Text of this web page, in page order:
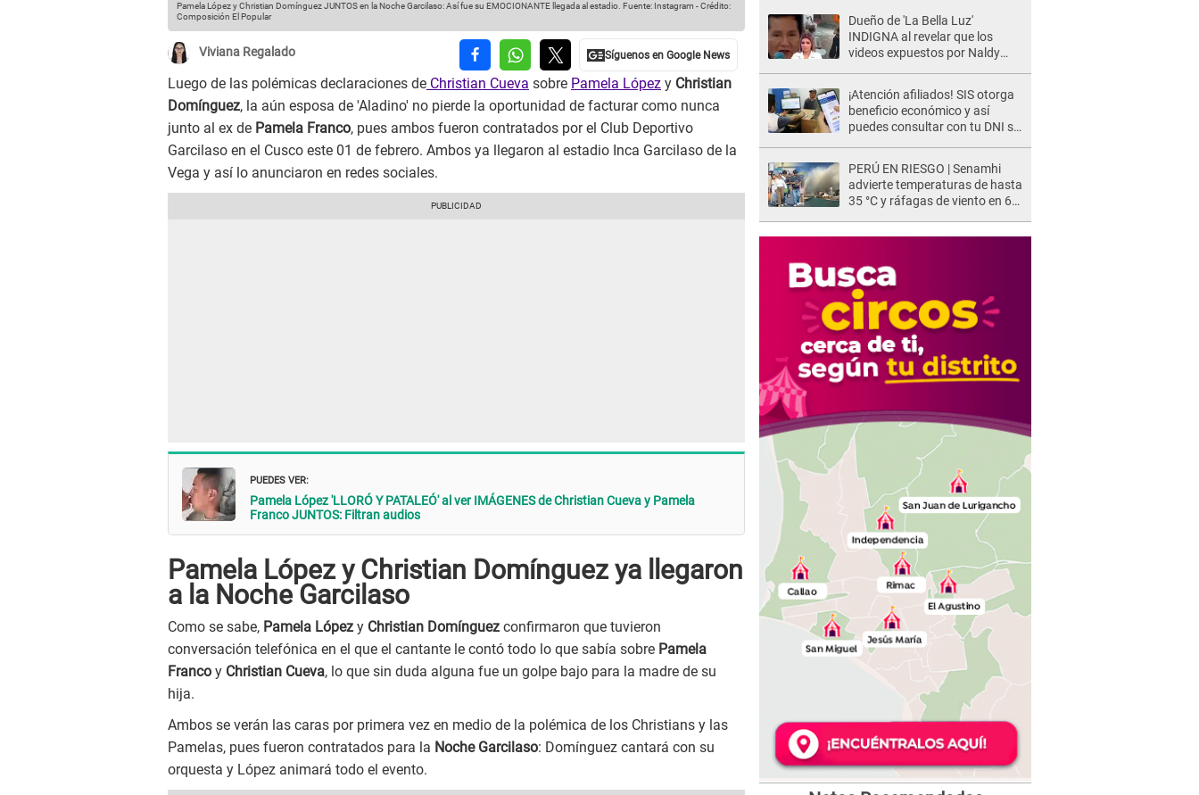
Pamela López y Christian Domínguez JUNTOS en la Noche Garcilaso: Así fue su EMOCIONANTE llegada al estadio. Fuente: Instagram -Crédito:
Composición El Popular
Viviana Regalado
Luego de las polémicas declaraciones de Christian Cueva sobre Pamela López y Christian
Domínguez, la aún esposa de 'Aladino' no pierde la oportunidad de facturar como nunca
junto al ex de Pamela Franco, pues ambos fueron contratados por el Club Deportivo
Garcilaso en el Cusco este 01 de febrero. Ambos ya llegaron al estadio Inca Garcilaso de la
Vega y así lo anunciaron en redes sociales.
PUEDES VER:
Pamela López 'LLORÓ Y PATALEÓ' al ver IMÁGENES de Christian Cueva y Pamela
Franco JUNTOS: Filtran audios
Pamela López y Christian Domínguez ya llegaron
a la Noche Garcilaso
Como se sabe, Pamela López y Christian Domínguez confirmaron que tuvieron
conversación telefónica en el que el cantante le contó todo lo que sabía sobre Pamela
Franco y Christian Cueva, lo que sin duda alguna fue un golpe bajo para la madre de su
hija.
Ambos se verán las caras por primera vez en medio de la polémica de los Christians y las
Pamelas, pues fueron contratados para la Noche Garcilaso: Domínguez cantará con su
orquesta y López animará todo el evento.
Dueño de 'La Bella Luz'
INDIGNA al revelar que los
videos expuestos por Naldy
¡Atención afiliados! SIS otorga
beneficio económico y así
puedes consultar con tu DNI si
PERÚ EN RIESGO | Senamhi
advierte temperaturas de hasta
35 °C y ráfagas de viento en 6